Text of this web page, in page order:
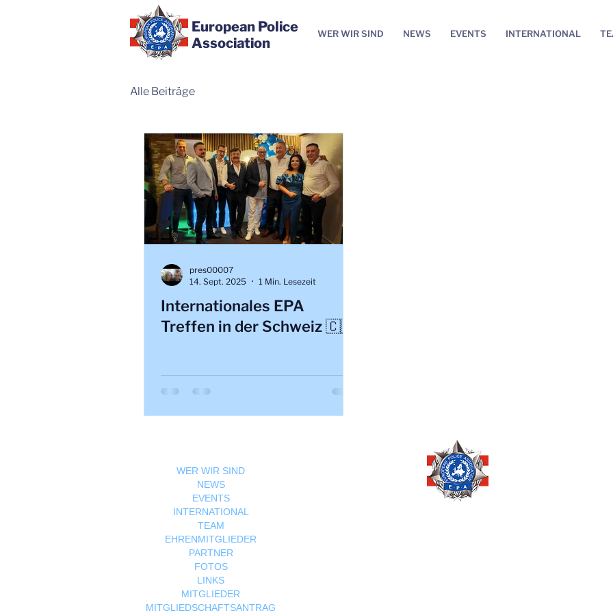
European Police
Association
WER WIR SIND NEWS EVENTS INTERNATIONAL
Alle Beiträge
Internationales EPA
Treffen in der Schweiz 🇨🇭
pres00007
14. Sept. 2025
1 Min. Lesezeit
WER WIR SIND
NEWS
EVENTS
INTERNATIONAL
TEAM
EHRENMITGLIEDER
PARTNER
FOTOS
LINKS
MITGLIEDER
MITGLIEDSCHAFTSANTRAG